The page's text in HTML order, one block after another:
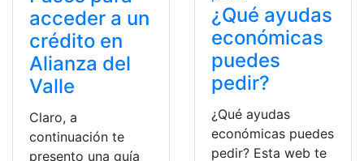
acceder a un
crédito en
Alianza del
Valle
Claro, a
continuación te
presento una guía
¿Qué ayudas
económicas
puedes
pedir?
¿Qué ayudas
económicas puedes
pedir? Esta web te